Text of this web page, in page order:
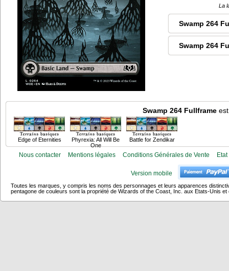
La
Swamp 264
Swamp 264
Swamp 264 Fullframeest
Edge of Eternities
Phyrexia: All Will Be
One
Battle for Zendikar
Nous contacter Mentions légales Conditions Générales de Vente
Version mobile
Toutes les marques, y compris les noms des personnages et leurs apparences
pentagone de couleurs sont la propriété de Wizards of the Coast, Inc. aux Etats-Unis